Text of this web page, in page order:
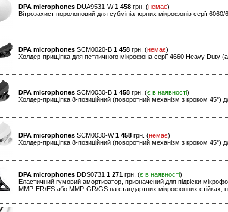
DPA microphones DUA9531-W1 458 грн. (немає)
Вітрозахист поролоновий для субмініатюрних мікрофонів серії
DPA microphones SCM0020-B 1 458 грн. (немає)
Холдер-прищіпка для петличного мікрофона серії 4660 Heavy Duty
DPA microphones SCM0030-B 1 458 грн. (є в наявності)
Холдер-прищіпка 8-позиційний (поворотний механізм з кроком 45°)
DPA microphones SCM0030-W1 458 грн. (немає)
Холдер-прищіпка 8-позиційний (поворотний механізм з кроком 45°)
DPA microphones DDS0731 1 271 грн. (є в наявності)
Еластичний гумовий амортизатор, призначений для підвіски
MMP-ER/ES або MMP-GR/GS на стандартних мікрофонних стійках,